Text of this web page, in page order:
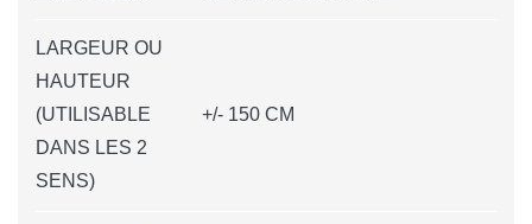
LARGEUR OU
HAUTEUR
(UTILISABLE
DANS LES 2
SENS)
+/- 150 CM